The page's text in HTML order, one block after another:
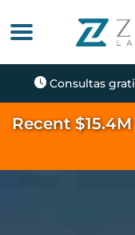
Consultas
Recent